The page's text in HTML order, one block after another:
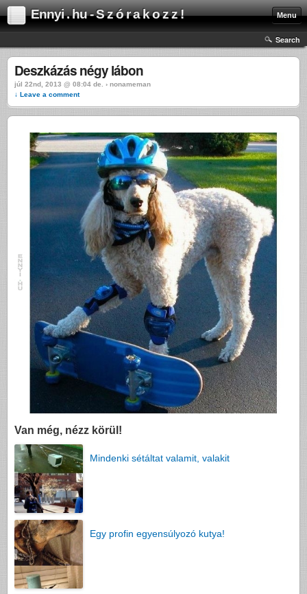
Ennyi . hu - S z ó r a k o z z ! Menu
Search
Deszkázás négy lábon
júl 22nd, 2013 @ 08:04 de. › nonameman
↓ Leave a comment
Van még, nézz körül!
Mindenki sétáltat valamit, valakit
Egy profin egyensúlyozó kutya!